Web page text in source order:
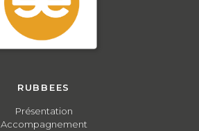
RUBBEES
Présentation
Accompagnement